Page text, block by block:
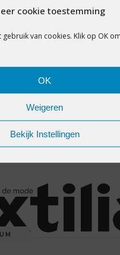
cookie toestemming
van cookies. Klik op OK
OK
Weigeren
Bekijk Instellingen
VAN PLEUN
DAN KUN JE DIE OOK